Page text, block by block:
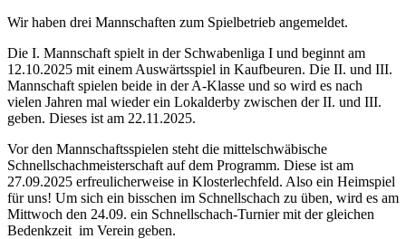
Wir haben drei Mannschaften zum Spielbetrieb angemeldet.
Die I. Mannschaft spielt in der Schwabenliga I und beginnt am
12.10.2025 mit einem Auswärtsspiel in Kaufbeuren. Die II. und III.
Mannschaft spielen beide in der A-Klasse und so wird es nach
vielen Jahren mal wieder ein Lokalderby zwischen der II. und III.
geben. Dieses ist am 22.11.2025.
Vor den Mannschaftsspielen steht die mittelschwäbische
Schnellschachmeisterschaft auf dem Programm. Diese ist am
27.09.2025 erfreulicherweise in Klosterlechfeld. Also ein Heimspiel
für uns! Um sich ein bisschen im Schnellschach zu üben, wird es am
Mittwoch den 24.09. ein Schnellschach-Turnier mit der gleichen
Bedenkzeit im Verein geben.